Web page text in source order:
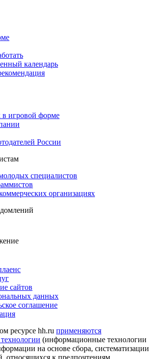
календарь
игровой форме
России
специалистов
организациях
сайтов
данных
соглашение
ресурсе hh.ru применяются
(информационные технологии
на основе сбора, систематизации
относящихся к предпочтениям